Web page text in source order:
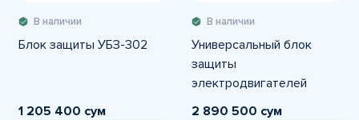
В наличии
Блок защиты УБЗ-302
1 205 400 сум
В наличии
Универсальный блок
защиты
электродвигателей
УБЗ-305М
2 890 500 сум